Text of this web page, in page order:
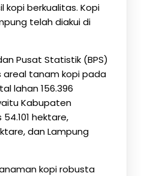
kopi berkualitas. Kopi
telah diakui di
Pusat Statistik (BPS)
areal tanam kopi pada
lahan 156.396
Kabupaten
hektare,
dan Lampung
kopi robusta